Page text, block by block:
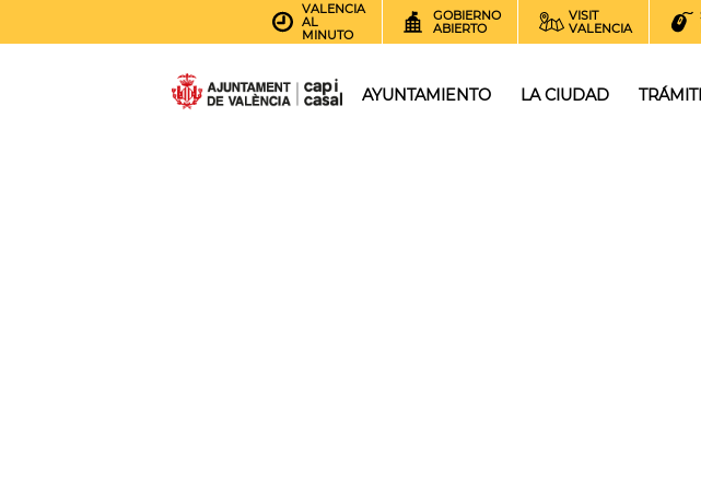
VALENCIA
AL
MINUTO
GOBIERNO
ABIERTO
VISIT
VALENCIA
AYUNTAMIENTO LA CIUDAD